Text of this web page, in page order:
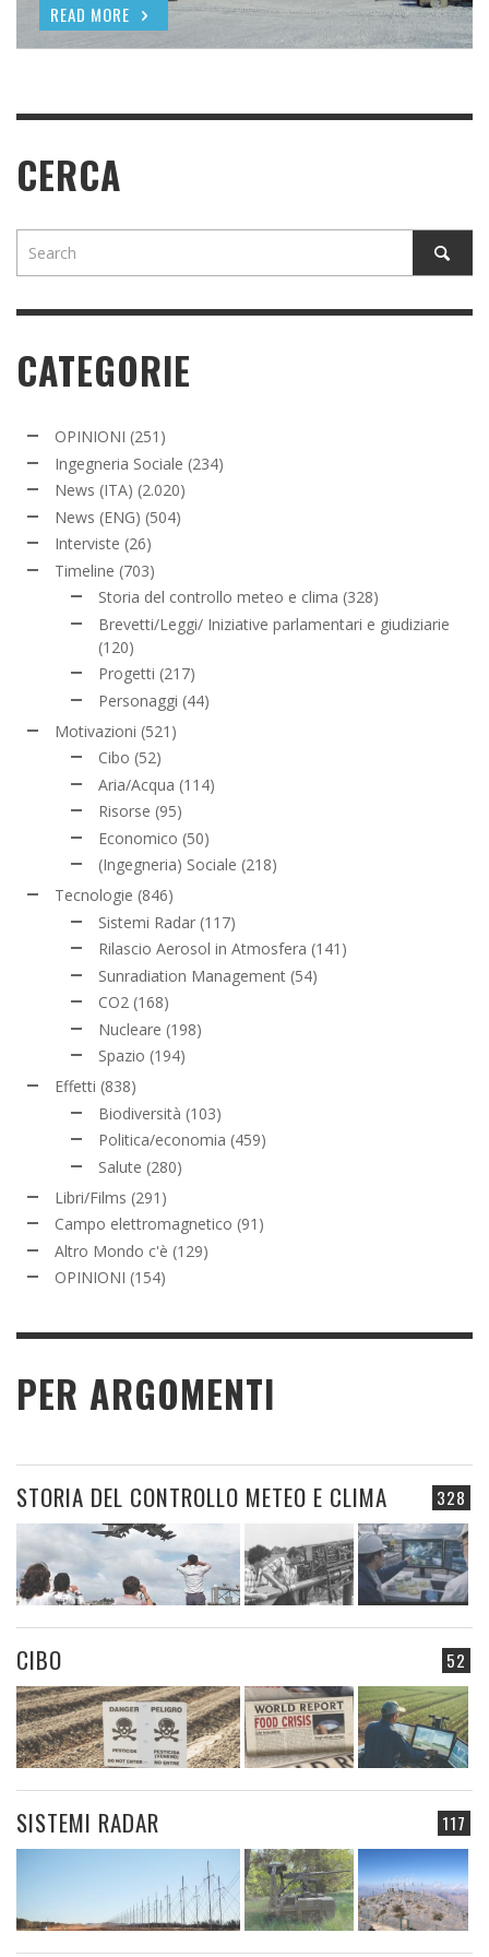
READ MORE
READ MORE
CERCA
CATEGORIE
OPINIONI (251)
Ingegneria Sociale (234)
News (ITA) (2.020)
News (ENG) (504)
Interviste (26)
Timeline (703)
Storia del controllo meteo e clima (328)
Brevetti/Leggi/ Iniziative parlamentari e giudiziarie
(120)
Progetti (217)
Personaggi (44)
Motivazioni (521)
Cibo (52)
Aria/Acqua (114)
Risorse (95)
Economico (50)
(Ingegneria) Sociale (218)
Tecnologie (846)
Sistemi Radar (117)
Rilascio Aerosol in Atmosfera (141)
Sunradiation Management (54)
CO2 (168)
Nucleare (198)
Spazio (194)
Effetti (838)
Biodiversità (103)
Politica/economia (459)
Salute (280)
Libri/Films (291)
Campo elettromagnetico (91)
Altro Mondo c'è (129)
OPINIONI (154)
PER ARGOMENTI
328
STORIA DEL CONTROLLO METEO E CLIMA
52
CIBO
117
SISTEMI RADAR